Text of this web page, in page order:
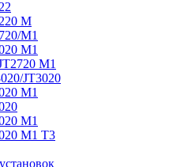
M
M1
M1
M1
JT3020
M1
M1
M1 T3